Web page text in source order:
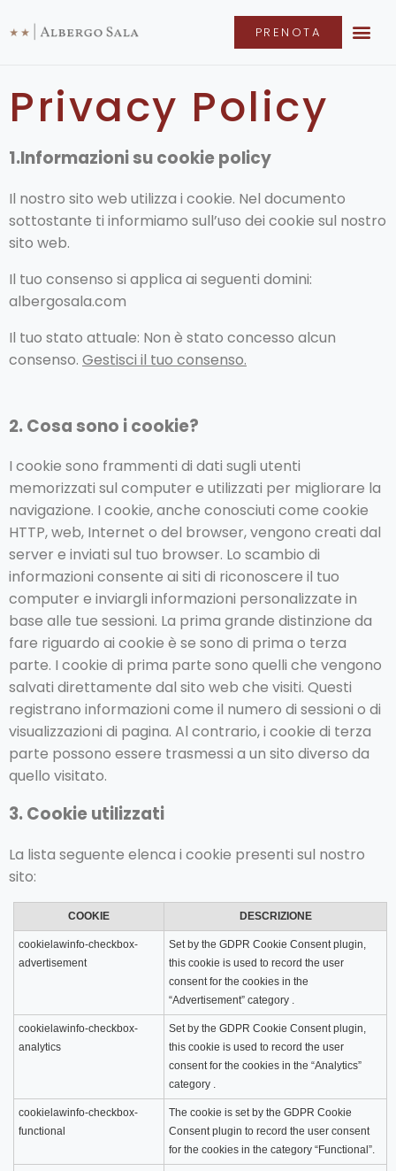
PRENOTA
Privacy Policy
1.Informazioni su cookie policy
Il nostro sito web utilizza i cookie. Nel documento
sottostante ti informiamo sull’uso dei cookie sul nostro
sito web.
Il tuo consenso si applica ai seguenti domini:
albergosala.com
Il tuo stato attuale: Non è stato concesso alcun
consenso. Gestisci il tuo consenso.
2. Cosa sono i cookie?
I cookie sono frammenti di dati sugli utenti
memorizzati sul computer e utilizzati per migliorare la
navigazione. I cookie, anche conosciuti come cookie
HTTP, web, Internet o del browser, vengono creati dal
server e inviati sul tuo browser. Lo scambio di
informazioni consente ai siti di riconoscere il tuo
computer e inviargli informazioni personalizzate in
base alle tue sessioni. La prima grande distinzione da
fare riguardo ai cookie è se sono di prima o terza
parte. I cookie di prima parte sono quelli che vengono
salvati direttamente dal sito web che visiti. Questi
registrano informazioni come il numero di sessioni o di
visualizzazioni di pagina. Al contrario, i cookie di terza
parte possono essere trasmessi a un sito diverso da
quello visitato.
3. Cookie utilizzati
La lista seguente elenca i cookie presenti sul nostro
sito:
COOKIE DESCRIZIONE
cookielawinfo-checkbox-
advertisement
Set by the GDPR Cookie Consent plugin,
this cookie is used to record the user
consent for the cookies in the
“Advertisement” category .
cookielawinfo-checkbox-
analytics
Set by the GDPR Cookie Consent plugin,
this cookie is used to record the user
consent for the cookies in the “Analytics”
category .
cookielawinfo-checkbox-
functional
The cookie is set by the GDPR Cookie
Consent plugin to record the user consent
for the cookies in the category “Functional”.